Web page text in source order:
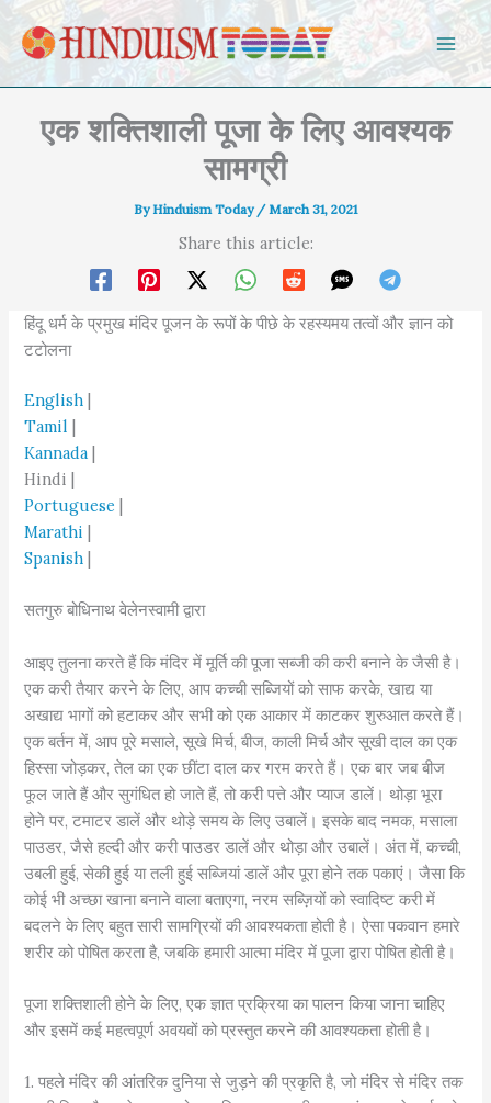
Skip to content
एक शक्तिशाली पूजा के लिए आवश्यक
सामग्री
By Hinduism Today / March 31, 2021
Share this article:
हिंदू धर्म के प्रमुख मंदिर पूजन के रूपों के पीछे के रहस्यमय तत्वों और ज्ञान को
टटोलना
English |
Tamil |
Kannada |
Hindi |
Portuguese |
Marathi |
Spanish |
सतगुरु बोधिनाथ वेलेनस्वामी द्वारा
आइए तुलना करते हैं कि मंदिर में मूर्ति की पूजा सब्जी की करी बनाने के जैसी है।
एक करी तैयार करने के लिए, आप कच्ची सब्जियों को साफ करके, खाद्य या
अखाद्य भागों को हटाकर और सभी को एक आकार में काटकर शुरुआत करते हैं।
एक बर्तन में, आप पूरे मसाले, सूखे मिर्च, बीज, काली मिर्च और सूखी दाल का एक
हिस्सा जोड़कर, तेल का एक छींटा दाल कर गरम करते हैं। एक बार जब बीज
फूल जाते हैं और सुगंधित हो जाते हैं, तो करी पत्ते और प्याज डालें। थोड़ा भूरा
होने पर, टमाटर डालें और थोड़े समय के लिए उबालें। इसके बाद नमक, मसाला
पाउडर, जैसे हल्दी और करी पाउडर डालें और थोड़ा और उबालें। अंत में, कच्ची,
उबली हुई, सेकी हुई या तली हुई सब्जियां डालें और पूरा होने तक पकाएं। जैसा कि
कोई भी अच्छा खाना बनाने वाला बताएगा, नरम सब्ज़ियों को स्वादिष्ट करी में
बदलने के लिए बहुत सारी सामग्रियों की आवश्यकता होती है। ऐसा पकवान हमारे
शरीर को पोषित करता है, जबकि हमारी आत्मा मंदिर में पूजा द्वारा पोषित होती है।
पूजा शक्तिशाली होने के लिए, एक ज्ञात प्रक्रिया का पालन किया जाना चाहिए
और इसमें कई महत्वपूर्ण अवयवों को प्रस्तुत करने की आवश्यकता होती है।
1. पहले मंदिर की आंतरिक दुनिया से जुड़ने की प्रकृति है, जो मंदिर से मंदिर तक